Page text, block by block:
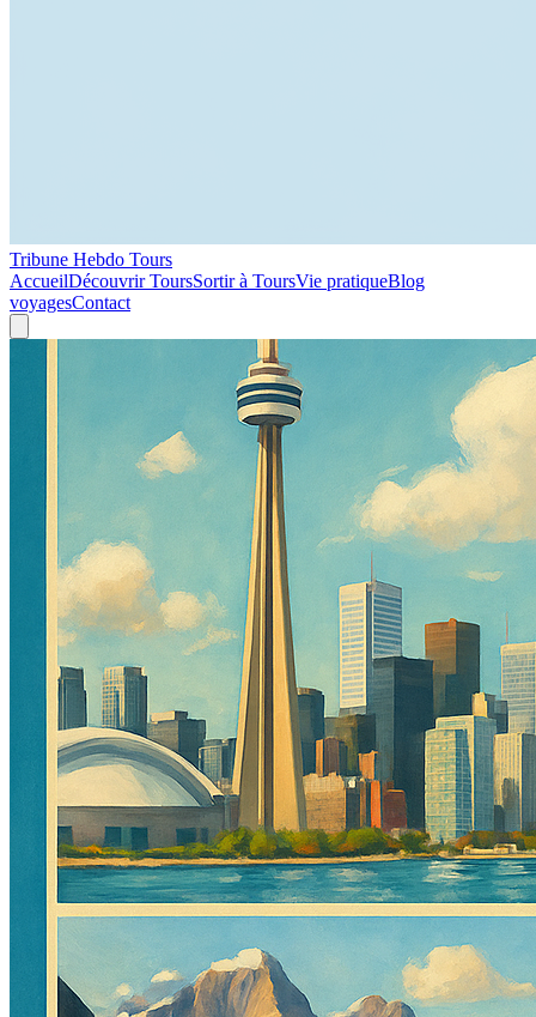
Tribune Hebdo Tours
AccueilDécouvrir ToursSortir à ToursVie pratiqueBlog
voyagesContact